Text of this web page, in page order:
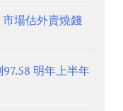
場估外賣燒錢
明年上半年